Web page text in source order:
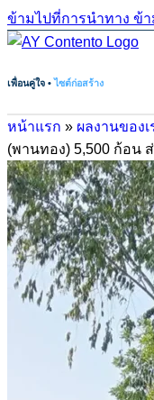
ข้ามไปที่การนำทาง ข้า
เพื่อนคู่ใจ • ไซต์ก่อสร้าง
หน้าแรก » ผลงานของเ
(พานทอง) 5,500 ก้อน